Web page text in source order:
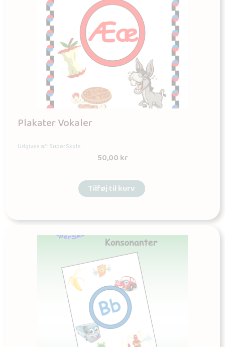
Plakater Vokaler
Udgives af: SuperSkole
50,00kr
Tilføj til kurv